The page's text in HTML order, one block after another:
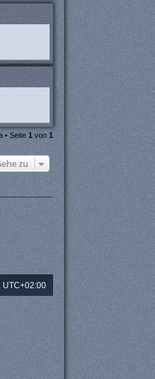
• Seite1von1
zu
UTC+02:00